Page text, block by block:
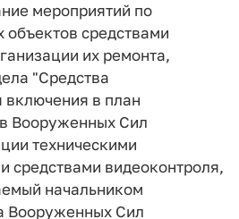
мероприятий по
средствами
их ремонта,
"Средства
включения в план
Вооруженных Сил
техническими
средствами видеоконтроля,
начальником
Вооруженных Сил